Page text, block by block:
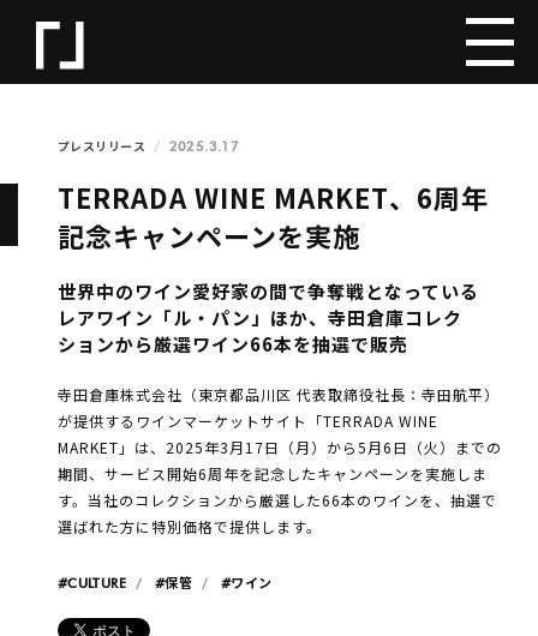
プレスリリース 2025.3.17
TERRADA WINE MARKET、6周年
記念キャンペーンを実施
世界中のワイン愛好家の間で争奪戦となっている
レアワイン「ル・パン」ほか、寺田倉庫コレク
ションから厳選ワイン66本を抽選で販売
寺⽥倉庫株式会社（東京都品川区 代表取締役社長：寺田航平）
が提供するワインマーケットサイト「TERRADA WINE
MARKET」は、2025年3月17日（月）から5月6日（火）までの
期間、サービス開始6周年を記念したキャンペーンを実施しま
す。当社のコレクションから厳選した66本のワインを、抽選で
選ばれた方に特別価格で提供します。
#CULTURE #保管 #ワイン